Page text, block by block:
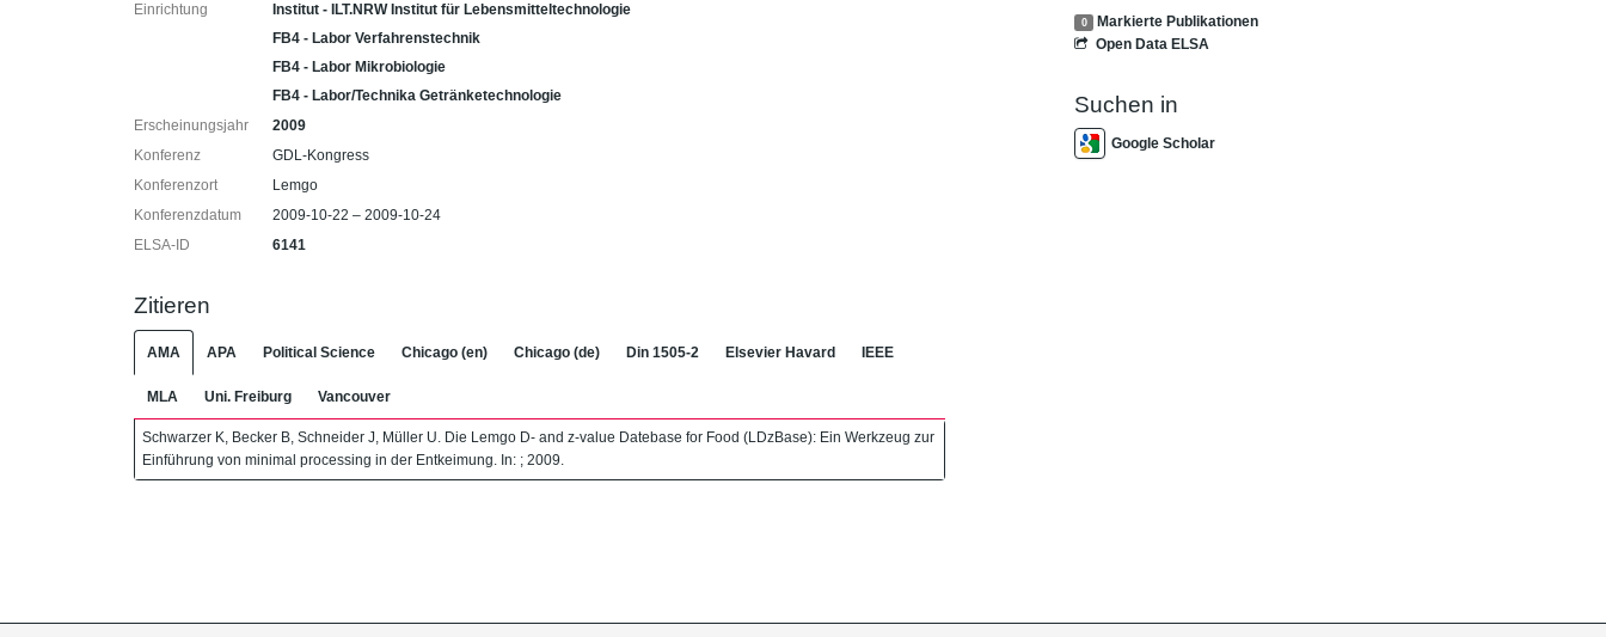
Einrichtung
Institut - ILT.NRW Institut für Lebensmitteltechnologie
FB4 - Labor Verfahrenstechnik
FB4 - Labor Mikrobiologie
FB4 - Labor/Technika Getränketechnologie
Erscheinungsjahr
2009
Konferenz
GDL-Kongress
Konferenzort
Lemgo
Konferenzdatum
2009-10-22 – 2009-10-24
ELSA-ID
6141
Zitieren
AMA APA Political Science Chicago (en) Chicago (de) Din 1505-2 Elsevier Havard IEEE
MLA Uni. Freiburg Vancouver
Schwarzer K, Becker B, Schneider J, Müller U. Die Lemgo D- and z-value Datebase for Food (LDzBase): Ein Werkzeug zur
Einführung von minimal processing in der Entkeimung. In: ; 2009.
0
Markierte Publikationen
Open Data ELSA
Suchen in
Google Scholar